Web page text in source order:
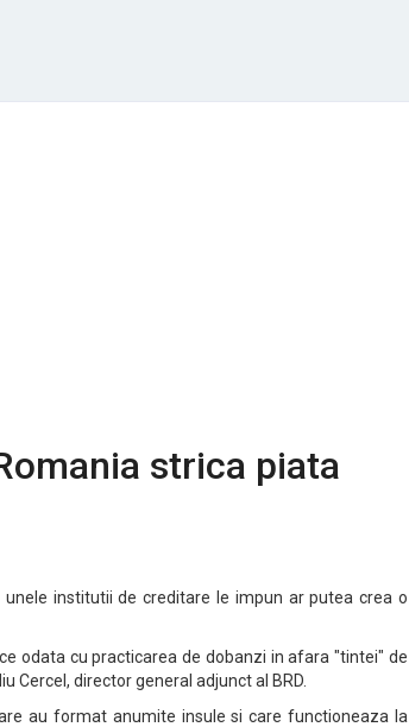
strica piata
institutii de creditare le impun ar putea crea o
odata cu practicarea de dobanzi in afara "tintei" de
Cercel, director general adjunct al BRD.
au format anumite insule si care functioneaza la